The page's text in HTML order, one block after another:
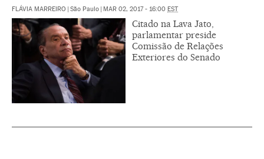
FLÁVIA MARREIRO | São Paulo | MAR 02, 2017 - 16:00 EST
Citado na Lava Jato,
parlamentar preside
Comissão de Relações
Exteriores do Senado